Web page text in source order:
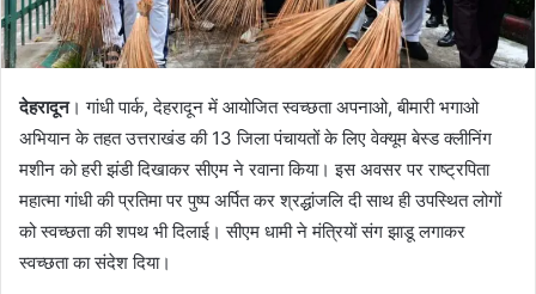
देहरादून। गांधी पार्क, देहरादून में आयोजित स्वच्छता अपनाओ, बीमारी भगाओ
अभियान के तहत उत्तराखंड की 13 जिला पंचायतों के लिए वेक्यूम बेस्ड क्लीनिंग
मशीन को हरी झंडी दिखाकर सीएम ने रवाना किया। इस अवसर पर राष्ट्रपिता
महात्मा गांधी की प्रतिमा पर पुष्प अर्पित कर श्रद्धांजलि दी साथ ही उपस्थित लोगों
को स्वच्छता की शपथ भी दिलाई। सीएम धामी ने मंत्रियों संग झाडू लगाकर
स्वच्छता का संदेश दिया।